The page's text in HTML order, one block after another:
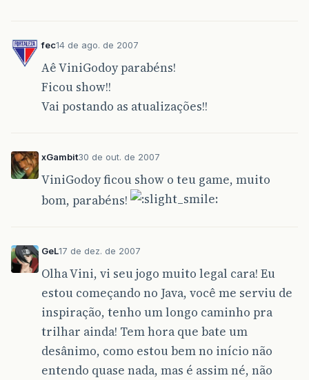
fec14 de ago. de 2007
Aê ViniGodoy parabéns!
Ficou show!!
Vai postando as atualizações!!
xGambit30 de out. de 2007
ViniGodoy ficou show o teu game, muito
bom, parabéns!
GeL17 de dez. de 2007
Olha Vini, vi seu jogo muito legal cara! Eu
estou começando no Java, você me serviu de
inspiração, tenho um longo caminho pra
trilhar ainda! Tem hora que bate um
desânimo, como estou bem no início não
entendo quase nada, mas é assim né, não